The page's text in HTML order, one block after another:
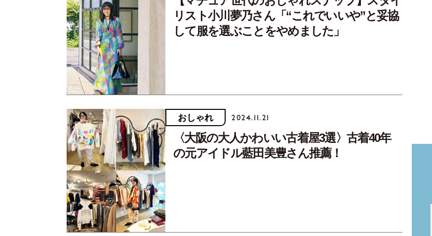
リスト小川夢乃さん「“これでいいや”と妥協
して服を選ぶことをやめました」
おしゃれ 2024.11.21
〈大阪の大人かわいい古着屋3選〉古着40年
の元アイドル藍田美豊さん推薦！